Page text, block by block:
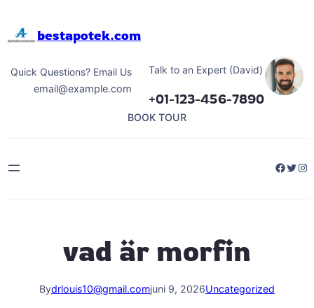
bestapotek.com
Quick Questions? Email Us
email@example.com
Talk to an Expert (David)
+01-123-456-7890
BOOK TOUR
vad är morfin
Bydrlouis10@gmail.comjuni 9, 2026Uncategorized